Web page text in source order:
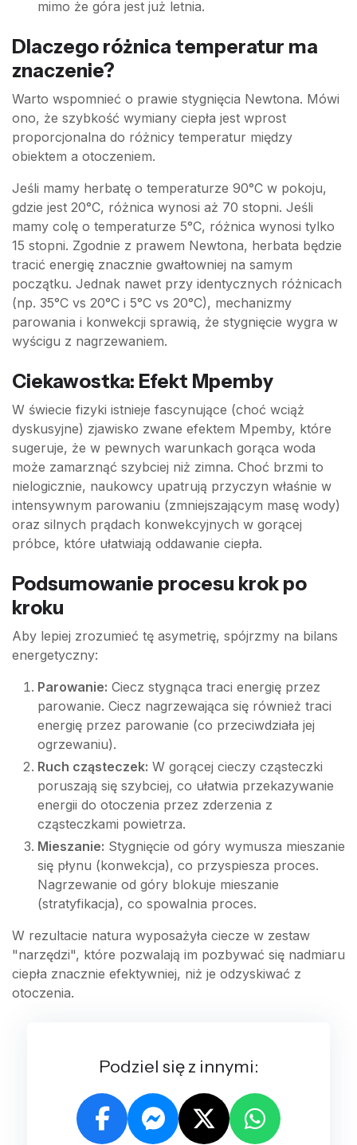
mimo że góra jest już letnia.
Dlaczego różnica temperatur ma
znaczenie?
Warto wspomnieć o prawie stygnięcia Newtona. Mówi
ono, że szybkość wymiany ciepła jest wprost
proporcjonalna do różnicy temperatur między
obiektem a otoczeniem.
Jeśli mamy herbatę o temperaturze 90°C w pokoju,
gdzie jest 20°C, różnica wynosi aż 70 stopni. Jeśli
mamy colę o temperaturze 5°C, różnica wynosi tylko
15 stopni. Zgodnie z prawem Newtona, herbata będzie
tracić energię znacznie gwałtowniej na samym
początku. Jednak nawet przy identycznych różnicach
(np. 35°C vs 20°C i 5°C vs 20°C), mechanizmy
parowania i konwekcji sprawią, że stygnięcie wygra w
wyścigu z nagrzewaniem.
Ciekawostka: Efekt Mpemby
W świecie fizyki istnieje fascynujące (choć wciąż
dyskusyjne) zjawisko zwane efektem Mpemby, które
sugeruje, że w pewnych warunkach gorąca woda
może zamarznąć szybciej niż zimna. Choć brzmi to
nielogicznie, naukowcy upatrują przyczyn właśnie w
intensywnym parowaniu (zmniejszającym masę wody)
oraz silnych prądach konwekcyjnych w gorącej
próbce, które ułatwiają oddawanie ciepła.
Podsumowanie procesu krok po
kroku
Aby lepiej zrozumieć tę asymetrię, spójrzmy na bilans
energetyczny:
Parowanie: Ciecz stygnąca traci energię przez
parowanie. Ciecz nagrzewająca się również traci
energię przez parowanie (co przeciwdziała jej
ogrzewaniu).
Ruch cząsteczek: W gorącej cieczy cząsteczki
poruszają się szybciej, co ułatwia przekazywanie
energii do otoczenia przez zderzenia z
cząsteczkami powietrza.
Mieszanie: Stygnięcie od góry wymusza mieszanie
się płynu (konwekcja), co przyspiesza proces.
Nagrzewanie od góry blokuje mieszanie
(stratyfikacja), co spowalnia proces.
W rezultacie natura wyposażyła ciecze w zestaw
"narzędzi", które pozwalają im pozbywać się nadmiaru
ciepła znacznie efektywniej, niż je odzyskiwać z
otoczenia.
Podziel się z innymi: